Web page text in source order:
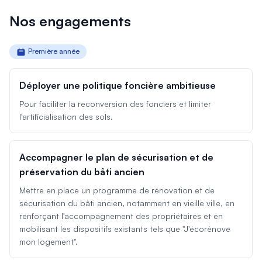
Nos engagements
Première année
Déployer une politique foncière ambitieuse
Pour faciliter la reconversion des fonciers et limiter
l'artificialisation des sols.
Accompagner le plan de sécurisation et de
préservation du bâti ancien
Mettre en place un programme de rénovation et de
sécurisation du bâti ancien, notamment en vieille ville, en
renforçant l'accompagnement des propriétaires et en
mobilisant les dispositifs existants tels que "J'écorénove
mon logement".